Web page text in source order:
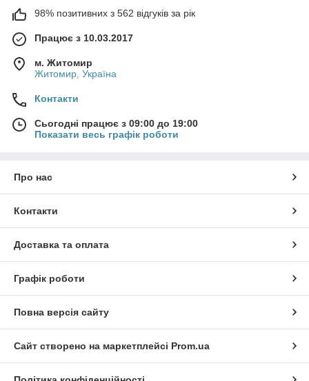
98% позитивних з 562 відгуків за рік
Працює з 10.03.2017
м. Житомир
Житомир, Україна
Контакти
Сьогодні працює з 09:00 до 19:00
Показати весь графік роботи
Про нас
Контакти
Доставка та оплата
Графік роботи
Повна версія сайту
Сайт створено на маркетплейсі Prom.ua